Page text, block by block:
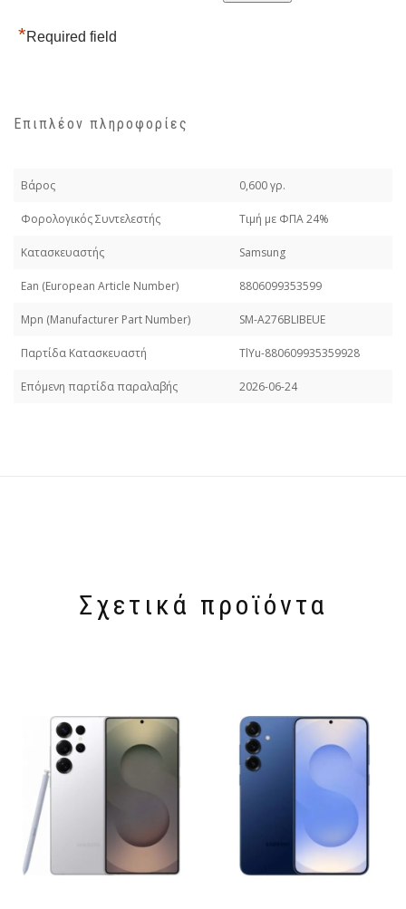
*Required field
Επιπλέον πληροφορίες
Βάρος 0,600 γρ.
Φορολογικός Συντελεστής Τιμή με ΦΠΑ 24%
Κατασκευαστής Samsung
Εan (European Article Number) 8806099353599
Mpn (Manufacturer Part Number) SM-A276BLIBEUE
Παρτίδα Κατασκευαστή TlYu-880609935359928
Επόμενη παρτίδα παραλαβής 2026-06-24
Σχετικά προϊόντα